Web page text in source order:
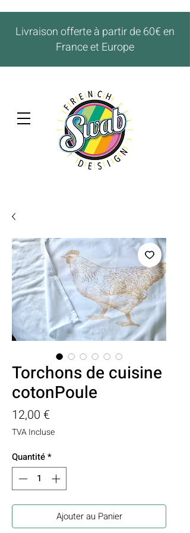
Livraison offerte à partir de 60€ en
France et Europe
Torchons de cuisine
cotonPoule
12,00 €Prix
TVA Incluse
Quantité*
Ajouter au Panier